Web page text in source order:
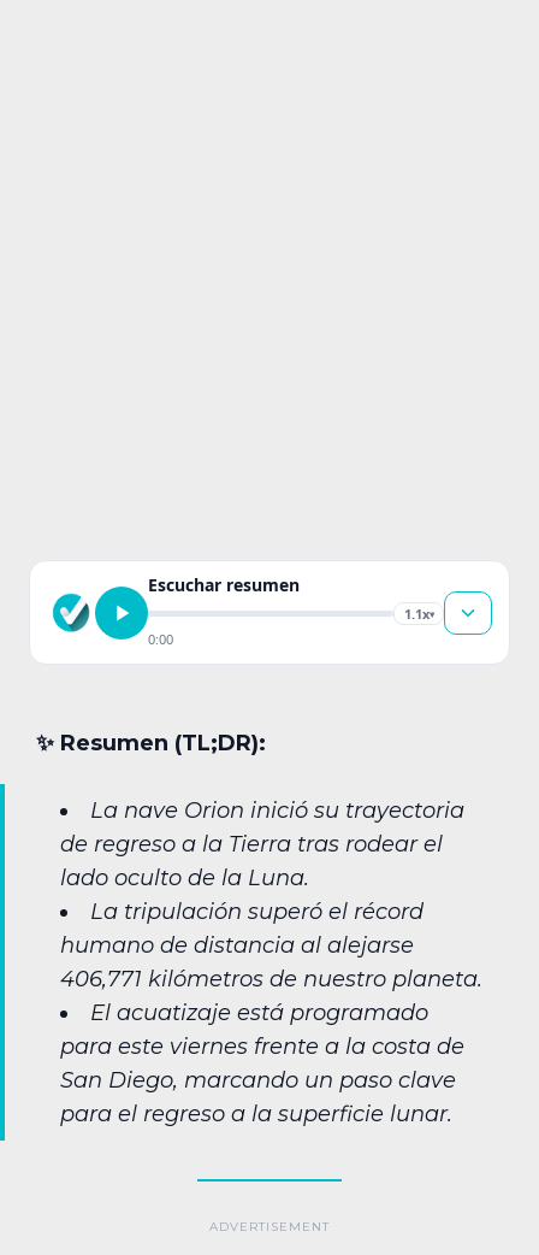
Escuchar resumen
1.1x▾
0:00
✨︎ Resumen (TL;DR):
La nave Orion inició su trayectoria
de regreso a la Tierra tras rodear el
lado oculto de la Luna.
La tripulación superó el récord
humano de distancia al alejarse
406,771 kilómetros de nuestro planeta.
El acuatizaje está programado
para este viernes frente a la costa de
San Diego, marcando un paso clave
para el regreso a la superficie lunar.